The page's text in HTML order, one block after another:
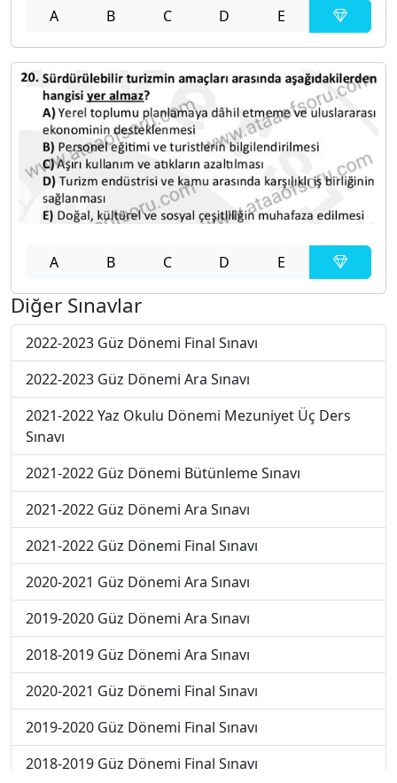
A B C D E
A B C D E
Diğer Sınavlar
2022-2023 Güz Dönemi Final Sınavı
2022-2023 Güz Dönemi Ara Sınavı
2021-2022 Yaz Okulu Dönemi Mezuniyet Üç Ders
Sınavı
2021-2022 Güz Dönemi Bütünleme Sınavı
2021-2022 Güz Dönemi Ara Sınavı
2021-2022 Güz Dönemi Final Sınavı
2020-2021 Güz Dönemi Ara Sınavı
2019-2020 Güz Dönemi Ara Sınavı
2018-2019 Güz Dönemi Ara Sınavı
2020-2021 Güz Dönemi Final Sınavı
2019-2020 Güz Dönemi Final Sınavı
2018-2019 Güz Dönemi Final Sınavı